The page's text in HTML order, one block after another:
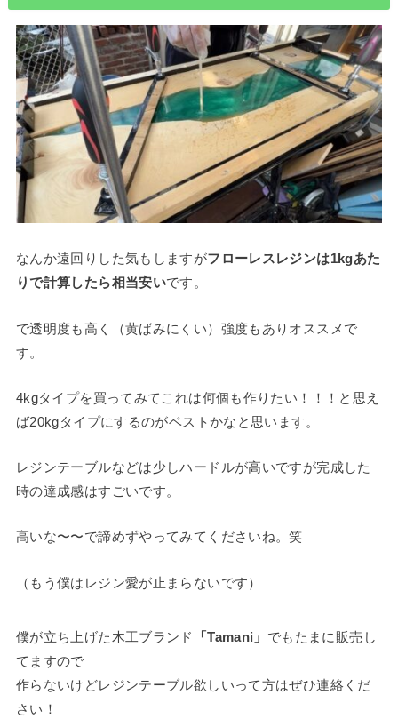
なんか遠回りした気もしますがフローレスレジンは1kgあた
りで計算したら相当安いです。
で透明度も高く（黄ばみにくい）強度もありオススメで
す。
4kgタイプを買ってみてこれは何個も作りたい！！！と思え
ば20kgタイプにするのがベストかなと思います。
レジンテーブルなどは少しハードルが高いですが完成した
時の達成感はすごいです。
高いな〜〜で諦めずやってみてくださいね。笑
（もう僕はレジン愛が止まらないです）
僕が立ち上げた木工ブランド 「Tamani」 でもたまに販売し
てますので
作らないけどレジンテーブル欲しいって方はぜひ連絡くだ
さい！